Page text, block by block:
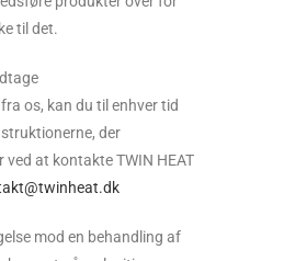
til det.
os, kan du til enhver tid
der
ved at kontakte TWIN HEAT
mod en behandling af